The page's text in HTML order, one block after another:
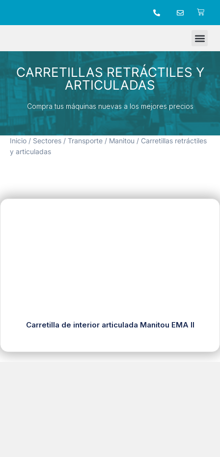
CARRETILLAS RETRÁCTILES Y
ARTICULADAS
Compra tus máquinas nuevas a los mejores precios
Inicio / Sectores / Transporte / Manitou / Carretillas retráctiles
y articuladas
Carretilla de interior articulada Manitou EMA II